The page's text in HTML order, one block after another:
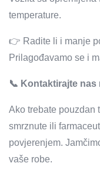
temperature.
👉 Radite li i manje
Prilagođavamo se i
📞 Kontaktirajte nas
Ako trebate pouzdan
smrznute ili
povjerenjem.
vaše robe.